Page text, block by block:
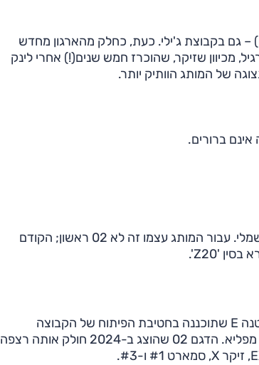
– גם בקבוצת ג'ילי. כעת, כחלק מהארגון מחדש
מכיוון שזיקר, שהוכרז חמש שנים(!) אחרי לינק
ברורים.
. כעת משיק המותג דגם נוסף, רכב פנאי קומפקטי המכונה '02' והוא כל-חשמלי. עבור המותג עצמו זה לא 02 ראשון; הקודם
מבוסס על פלטפורמה חשמלית של ג'ילי המכונה SEA בגרסה הבסיסית/קטנה E שתוכננה בחטיבת הפיתוח של הקבוצה
(CEVT) שהמוקד שלה נמצא בשוודיה. אם הפרטים האלה מוכרים – זה לא מפליא. הדגם 02 שהוצג ב-2024 חולק אותה רצפה